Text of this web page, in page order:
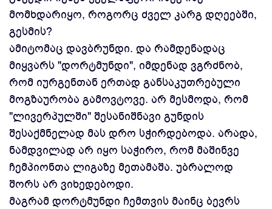
მომხდარიყო, როგორც ძველ კარგ დღეებში,
გესმის?
ამიტომაც დავბრუნდი. და რამდენადაც
მიყვარს "დორტმუნდი", იმდენად ვგრძნობ,
რომ იურგენთან ერთად განსაკუთრებული
მოგზაურობა გამოვტოვე. არ მესმოდა, რომ
"ლივერპულში" შესანიშნავი გუნდის
შესაქმნელად მას დრო სჭირდებოდა. არადა,
ნამდვილად არ იყო საჭირო, რომ მაშინვე
ჩემპიონთა ლიგაზე მეთამაშა. უბრალოდ
შორს არ ვიხედებოდი.
მაგრამ დორტმუნდი ჩემთვის მაინც ბევრს